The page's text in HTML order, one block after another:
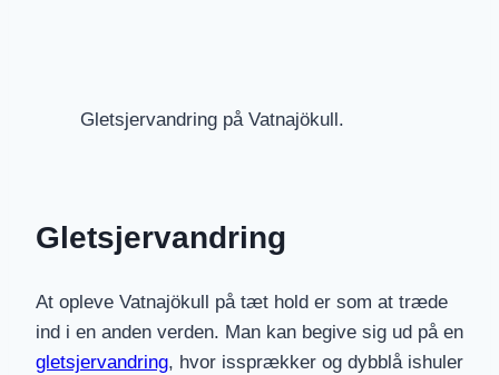
Gletsjervandring på Vatnajökull.
Gletsjervandring
At opleve Vatnajökull på tæt hold er som at træde
ind i en anden verden. Man kan begive sig ud på en
gletsjervandring, hvor issprækker og dybblå ishuler